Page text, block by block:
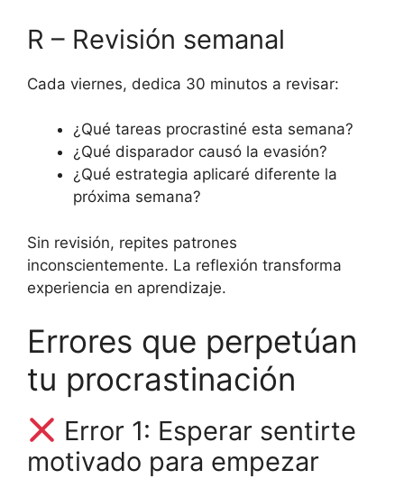
R – Revisión semanal
Cada viernes, dedica 30 minutos a revisar:
¿Qué tareas procrastiné esta semana?
¿Qué disparador causó la evasión?
¿Qué estrategia aplicaré diferente la
próxima semana?
Sin revisión, repites patrones
inconscientemente. La reflexión transforma
experiencia en aprendizaje.
Errores que perpetúan
tu procrastinación
Error 1: Esperar sentirte
motivado para empezar